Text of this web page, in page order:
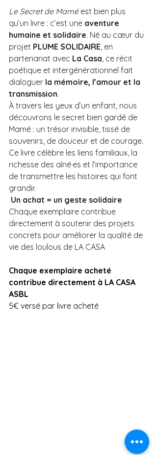
Le Secret de Mamé est bien plus
qu’un livre : c’est une aventure
humaine et solidaire. Né au cœur du
projet PLUME SOLIDAIRE, en
partenariat avec La Casa, ce récit
poétique et intergénérationnel fait
dialoguer la mémoire, l’amour et la
transmission.
À travers les yeux d’un enfant, nous
découvrons le secret bien gardé de
Mamé : un trésor invisible, tissé de
souvenirs, de douceur et de courage.
Ce livre célèbre les liens familiaux, la
richesse des aîné·es et l’importance
de transmettre les histoires qui font
grandir.
Un achat = un geste solidaire
Chaque exemplaire contribue
directement à soutenir des projets
concrets pour améliorer la qualité de
vie des loulous de LA CASA
Chaque exemplaire acheté
contribue directement à LA CASA
ASBL
5€ versé par livre acheté